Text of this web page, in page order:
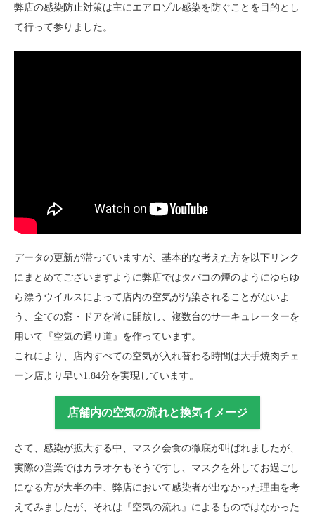
弊店の感染防止対策は主にエアロゾル感染を防ぐことを目的とし
て行って参りました。
データの更新が滞っていますが、基本的な考えた方を以下リンク
にまとめてございますように弊店ではタバコの煙のようにゆらゆ
ら漂うウイルスによって店内の空気が汚染されることがないよ
う、全ての窓・ドアを常に開放し、複数台のサーキュレーターを
用いて『空気の通り道』を作っています。
これにより、店内すべての空気が入れ替わる時間は大手焼肉チェ
ーン店より早い1.84分を実現しています。
店舗内の空気の流れと換気イメージ
さて、感染が拡大する中、マスク会食の徹底が叫ばれましたが、
実際の営業ではカラオケもそうですし、マスクを外してお過ごし
になる方が大半の中、弊店において感染者が出なかった理由を考
えてみましたが、それは『空気の流れ』によるものではなかった